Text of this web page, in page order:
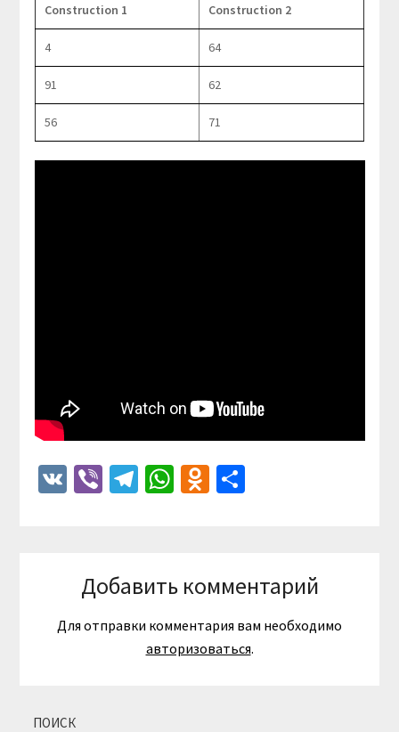
Construction 1 Construction 2
4 64
91 62
56 71
VKViberTelegram
WhatsApp
Odnoklassniki
Отправить
Добавить комментарий
Для отправки комментария вам необходимо
авторизоваться.
ПОИСК